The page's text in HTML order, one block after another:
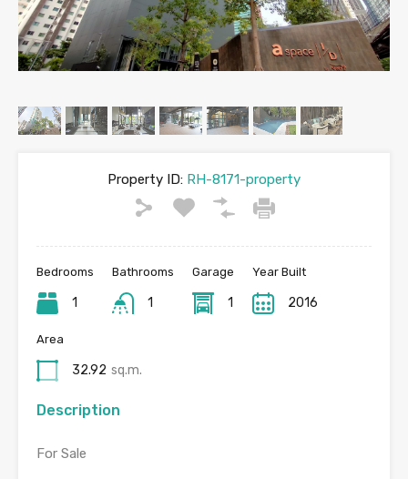
Property ID: RH-8171-property
Bedrooms
1
Bathrooms
1
Garage
1
Year Built
2016
Area
32.92 sq.m.
Description
For Sale